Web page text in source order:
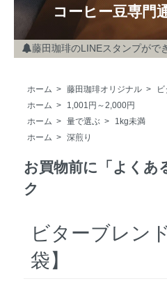
コーヒー豆専門
藤田珈琲のLINEスタンプがで
ホーム > 藤田珈琲オリジナル >
ホーム >
1,001円～2,000円
ホーム > 量で選ぶ >
1kg未満
ホーム > 深煎り
お買物前に「よくあ
ク
ビターブレン
袋】